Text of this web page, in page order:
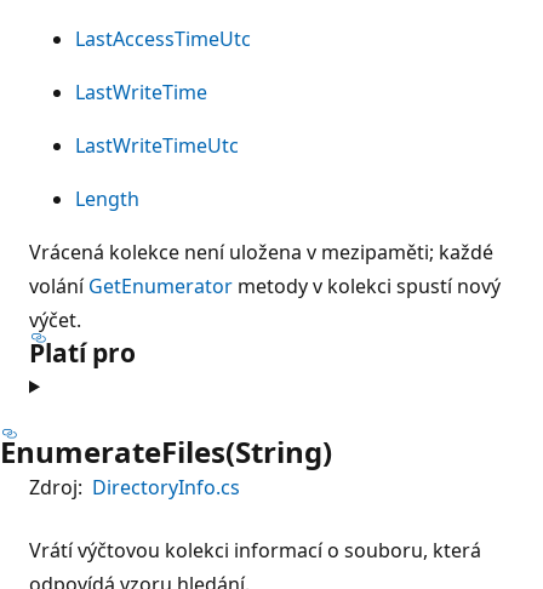
LastAccessTimeUtc
LastWriteTime
LastWriteTimeUtc
Length
Vrácená kolekce není uložena v mezipaměti; každé
voláníGetEnumerator metody v kolekci spustí nový
výčet.
Platí pro
EnumerateFiles(String)
Zdroj: DirectoryInfo.cs
Vrátí výčtovou kolekci informací o souboru, která
odpovídá vzoru hledání.